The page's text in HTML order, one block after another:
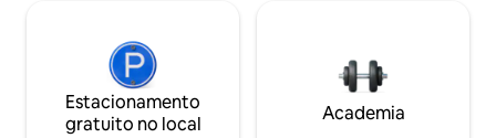
Estacionamento
gratuito no local
Academia